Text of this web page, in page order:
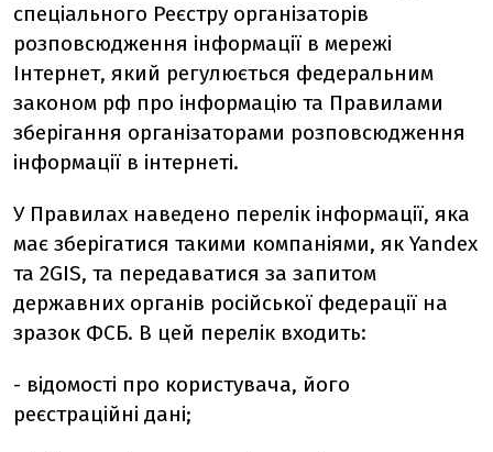
спеціального Реєстру організаторів
розповсюдження інформації в мережі
Інтернет, який регулюється федеральним
законом рф про інформацію та Правилами
зберігання організаторами розповсюдження
інформації в інтернеті.
У Правилах наведено перелік інформації, яка
має зберігатися такими компаніями, як Yandex
та 2GIS, та передаватися за запитом
державних органів російської федерації на
зразок ФСБ. В цей перелік входить:
- відомості про користувача, його
реєстраційні дані;